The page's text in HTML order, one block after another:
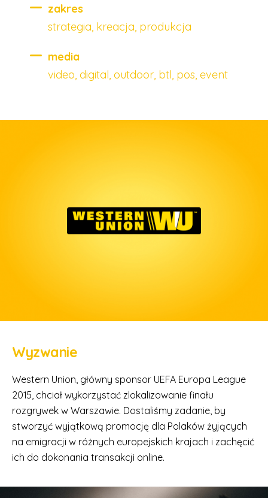
zakres
strategia, kreacja, produkcja
media
video, digital, outdoor, btl, pos, event
Wyzwanie
Western Union, główny sponsor UEFA Europa League
2015, chciał wykorzystać zlokalizowanie finału
rozgrywek w Warszawie. Dostaliśmy zadanie, by
stworzyć wyjątkową promocję dla Polaków żyjących
na emigracji w różnych europejskich krajach i zachęcić
ich do dokonania transakcji online.